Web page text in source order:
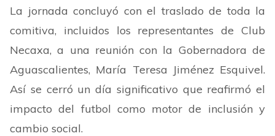
La jornada concluyó con el traslado de toda la
comitiva, incluidos los representantes de Club
Necaxa, a una reunión con la Gobernadora de
Aguascalientes, María Teresa Jiménez Esquivel.
Así se cerró un día significativo que reafirmó el
impacto del futbol como motor de inclusión y
cambio social.